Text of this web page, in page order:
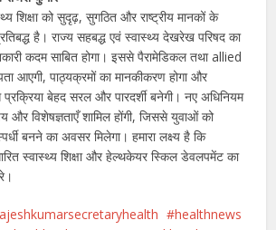
शिक्षा को सुदृढ़, सुगठित और राष्ट्रीय मानकों के
है। राज्य सहबद्ध एवं स्वास्थ्य देखरेख परिषद का
कदम साबित होगा। इससे पैरामेडिकल तथा allied
आएगी, पाठ्यक्रमों का मानकीकरण होगा और
बेहद सरल और पारदर्शी बनेगी। नए अधिनियम
विशेषज्ञताएँ शामिल होंगी, जिससे युवाओं को
बनने का अवसर मिलेगा। हमारा लक्ष्य है कि
स्वास्थ्य शिक्षा और हेल्थकेयर स्किल डेवलपमेंट का
healthnews